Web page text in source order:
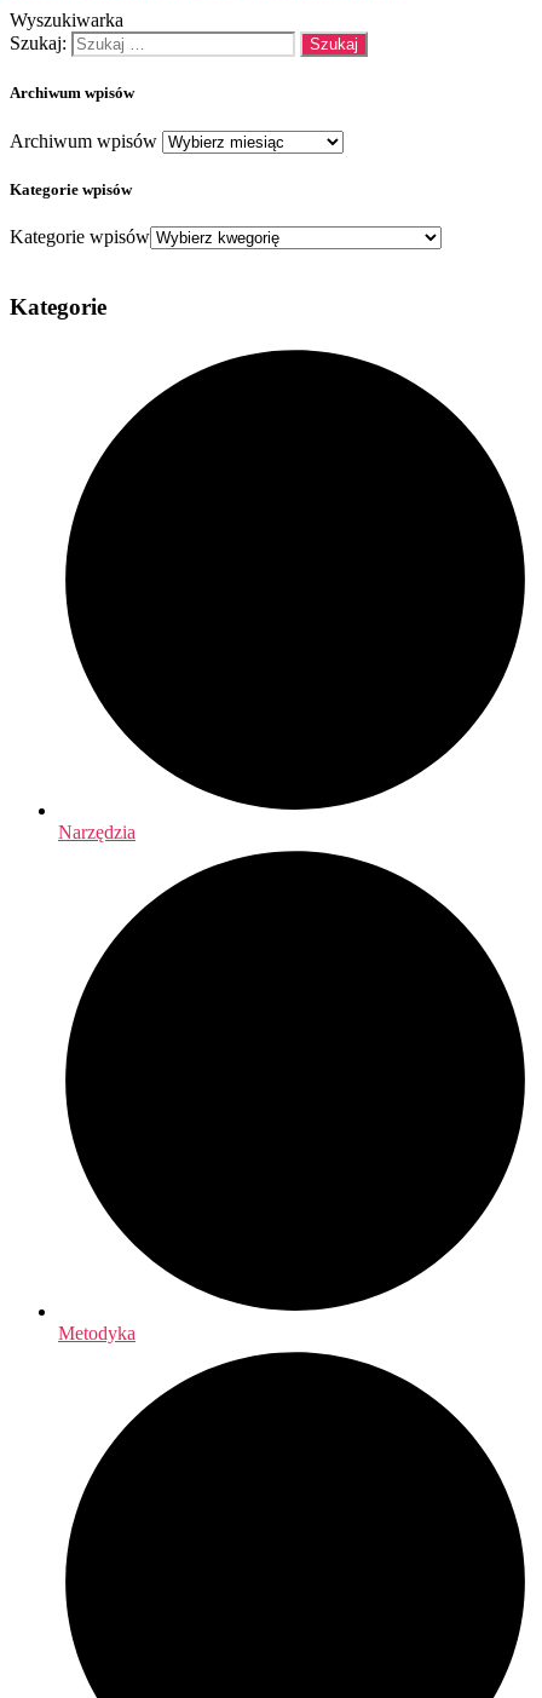
Wyszukiwarka
Szukaj:
Archiwum wpisów
Archiwum wpisów
Kategorie wpisów
Kategorie wpisów
Kategorie
Narzędzia
Metodyka